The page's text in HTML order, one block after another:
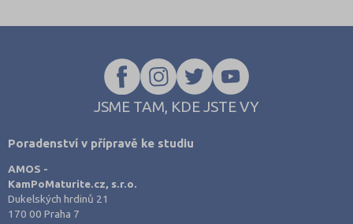
JSME TAM, KDE JSTE VY
Poradenství v přípravě ke studiu
AMOS -
KamPoMaturite.cz, s.r.o.
Dukelských hrdinů 21
170 00 Praha 7